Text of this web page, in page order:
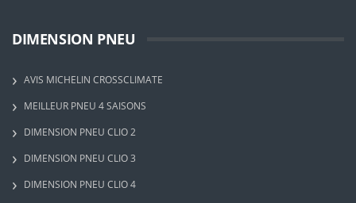
DIMENSION PNEU
AVIS MICHELIN CROSSCLIMATE
MEILLEUR PNEU 4 SAISONS
DIMENSION PNEU CLIO 2
DIMENSION PNEU CLIO 3
DIMENSION PNEU CLIO 4